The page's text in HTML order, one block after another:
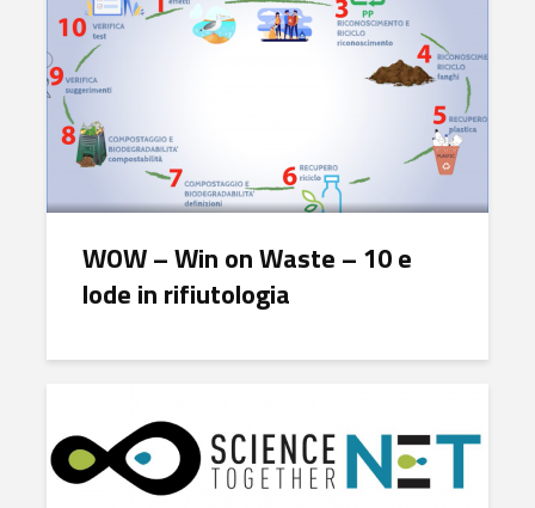
WOW – Win on Waste – 10 e
lode in rifiutologia